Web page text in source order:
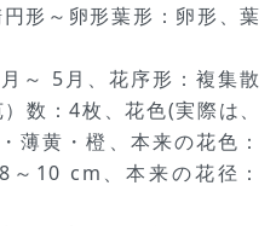
形～卵形葉形：卵形、葉
～ 5月、花序形：複集散
数：4枚、花色(実際は、
薄黄・橙、本来の花色：
10 cm、本来の花径：